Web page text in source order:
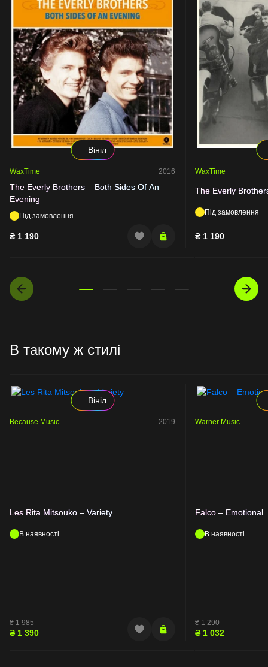
Вініл
WaxTime 2016
The Everly Brothers – Both Sides Of An
Evening
Під замовлення
₴ 1 190
WaxTime
The Everly
Під замовлення
₴ 1 190
В такому ж стилі
Вініл
Because Music 2019
Les Rita Mitsouko – Variety
В наявності
₴1 985
₴ 1 390
Warner Music
Falco – Emotional
В наявності
₴1 290
₴ 1 032